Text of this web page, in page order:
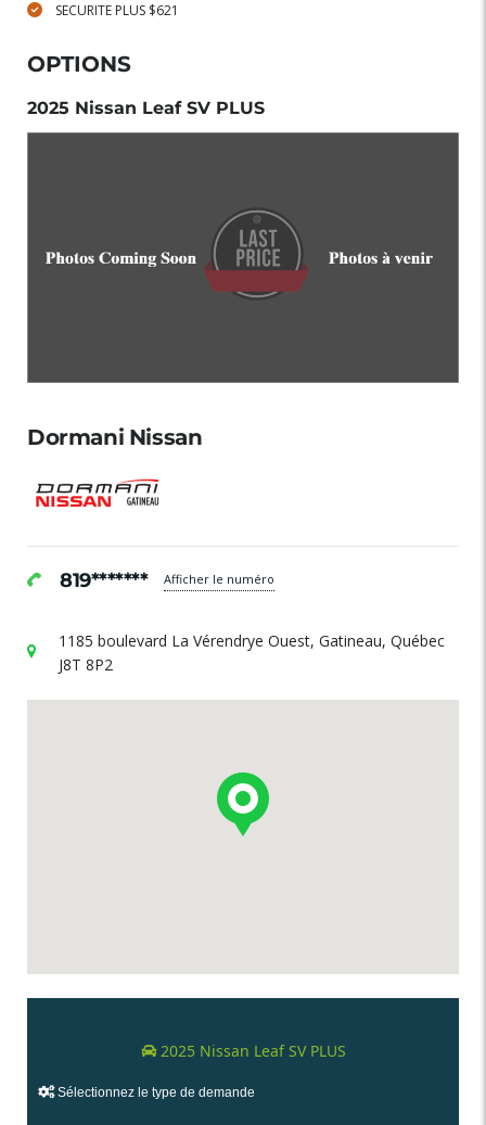
SECURITE PLUS $621
OPTIONS
2025 Nissan Leaf SV PLUS
Dormani Nissan
819******* Afficher le numéro
1185 boulevard La Vérendrye Ouest, Gatineau, Québec
J8T 8P2
2025 Nissan Leaf SV PLUS
Sélectionnez le type de demande